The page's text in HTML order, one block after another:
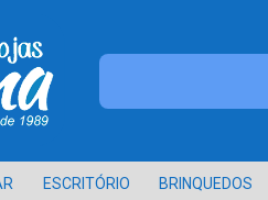
ESCRITÓRIO BRINQUEDOS